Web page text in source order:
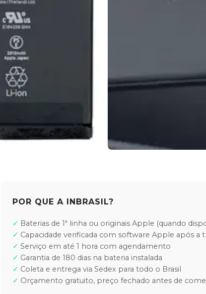
POR QUE A INBRASIL?
Baterias de 1ª linha ou originais Apple (quando
Capacidade verificada com software Apple após a
Serviço em até 1 hora com agendamento
Garantia de 180 dias na bateria instalada
Coleta e entrega via Sedex para todo o Brasil
Orçamento gratuito, preço fechado antes de